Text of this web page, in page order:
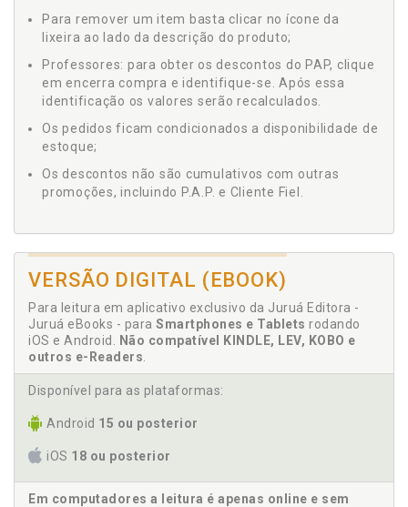
Para remover um item basta clicar no ícone da
lixeira ao lado da descrição do produto;
Professores: para obter os descontos do PAP, clique
em encerra compra e identifique-se. Após essa
identificação os valores serão recalculados.
Os pedidos ficam condicionados a disponibilidade de
estoque;
Os descontos não são cumulativos com outras
promoções, incluindo P.A.P. e Cliente Fiel.
VERSÃO DIGITAL (EBOOK)
Para leitura em aplicativo exclusivo da Juruá Editora -
Juruá eBooks - para Smartphones e Tablets rodando
iOS e Android.
Não compatível KINDLE, LEV, KOBO e
outros e-Readers
Disponível para as plataformas:
Android 15 ou posterior
iOS 18 ou posterior
Em computadores a leitura é apenas online e sem